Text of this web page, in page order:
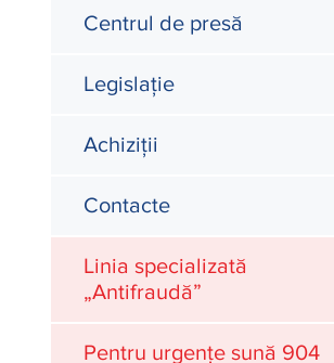
Centrul de presă
Legislație
Achiziții
Contacte
Linia specializată
„Antifraudă”
Pentru urgențe sună 904